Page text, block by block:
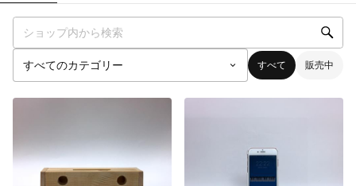
すべて 販売中